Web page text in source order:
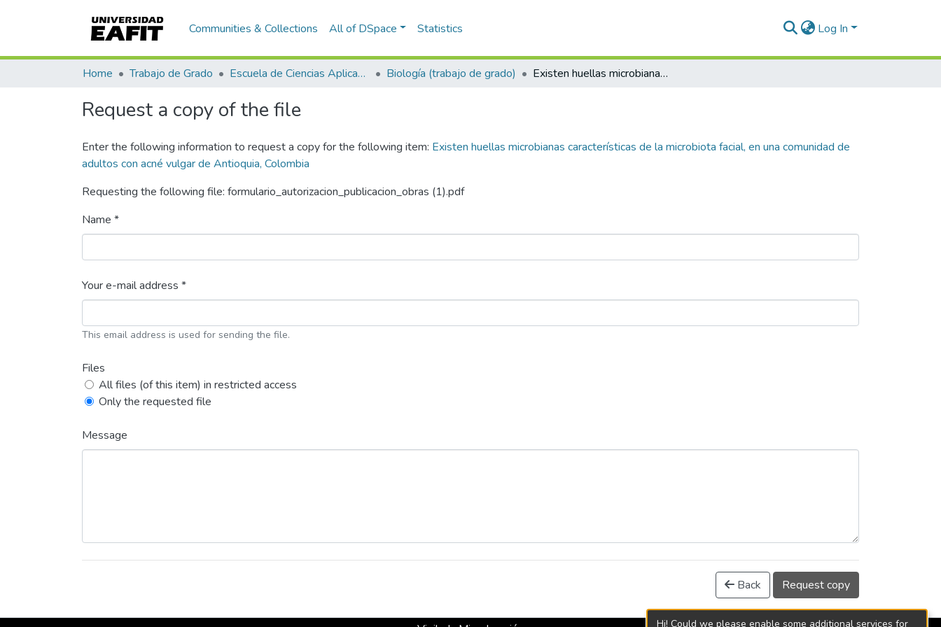
Communities & Collections All of DSpace Statistics Log In
Home Trabajo de Grado Escuela de Ciencias Aplicadas e Ingeniería Biología (trabajo de grado) Existen huellas microbianas características de la microbiota facial, en una comunidad de adultos con acné vulgar de Antioquia, Colombia
Request a copy of the file
Enter the following information to request a copy for the following item: Existen huellas microbianas características de la microbiota facial, en una comunidad de
adultos con acné vulgar de Antioquia, Colombia
Requesting the following file: formulario_autorizacion_publicacion_obras (1).pdf
Name *
Your e-mail address *
This email address is used for sending the file.
Files
All files (of this item) in restricted access
Only the requested file
Message
Back Request copy
Hi! Could we please enable some additional services for